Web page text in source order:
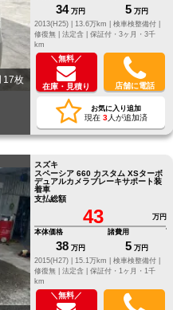
17枚
34 万円 5 万円
2013(H25) |
13.6万km |
検車検整備付 |
修復無 | 法定含 | 保証付・3ヶ月・3千
km
＼無料／
在庫・見積り 店舗に電話
お気に入り追加
現在 3人が追加済
スズキ
スペーシア 660 カスタム XSターボ
デュアルカメラブレーキサポート装
着車
支払総額
43
万円
本体価格
38 万円
諸費用
5 万円
2015(H27) |
15.1万km |
検車検整備付 |
修復無 | 法定含 | 保証付・1ヶ月・1千
km
＼無料／